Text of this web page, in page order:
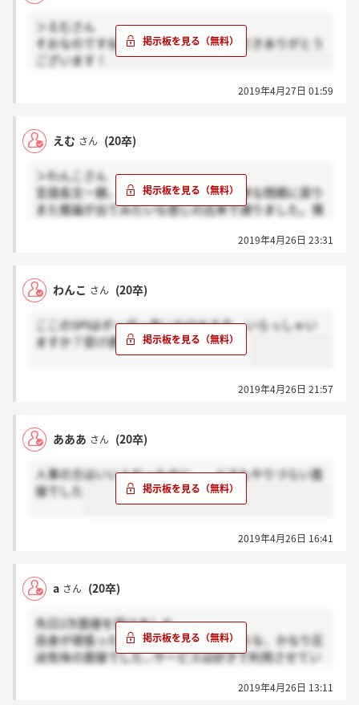
＞えむさん
そおなのですね！わざわざお答えいただきありがとう
ございます！
2019年4月27日 01:59
えむ さん (20卒)
＞わんこさん
言語長文一題、非言語推論が出ては簡単な問題に戻り
また推論が出てみたいな感じの出来で通りました。僕
だったので、ボーダーそこまで高くないと思います。
2019年4月26日 23:31
わんこ さん (20卒)
ここのSPIはボーダー高いか分かる方、いらっしゃい
ますか？受け直すか迷っております…。
2019年4月26日 21:57
あああ さん (20卒)
人事の方はいい人だったのに、、とてもやりづらい面
接でした
2019年4月26日 16:41
a さん (20卒)
先日2次面接を受けました。
自身が頑張ったことを否定してくるような、かなり圧
迫気味の面接でした...サービスは好きで利用させてい
2019年4月26日 13:11